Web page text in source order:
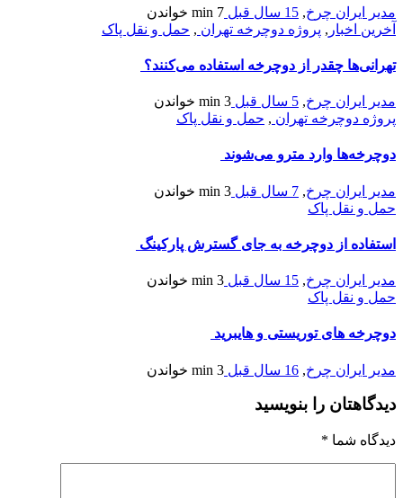
مدیر ایران چرخ, 15 سال قبل 7 min
خواندن
آخرین اخبار , پروژه دوچرخه تهران , حمل و نقل پاک
تهرانی‌ها چقدر از دوچرخه استفاده می‌کنند؟
مدیر ایران چرخ, 5 سال قبل 3 min
خواندن
پروژه دوچرخه تهران , حمل و نقل پاک
دوچرخه‌ها وارد مترو می‌شوند
مدیر ایران چرخ, 7 سال قبل 3 min
خواندن
حمل و نقل پاک
استفاده از دوچرخه به جای گسترش پارکینگ‌
مدیر ایران چرخ, 15 سال قبل 3 min
خواندن
حمل و نقل پاک
دوچرخه های توریستی و هایبرید
مدیر ایران چرخ, 16 سال قبل 3 min خواندن
دیدگاهتان را بنویسید
دیدگاه شما *